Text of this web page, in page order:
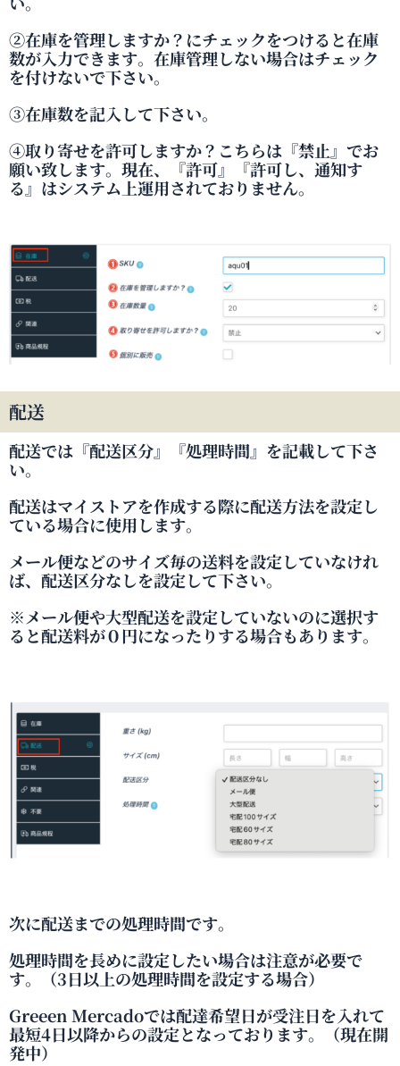
②在庫を管理しますか？にチェックをつけると在庫
数が入力できます。在庫管理しない場合はチェック
を付けないで下さい。
③在庫数を記入して下さい。
④取り寄せを許可しますか？こちらは『禁止』でお
願い致します。現在、『許可』『許可し、通知す
る』はシステム上運用されておりません。
配送
配送では『配送区分』『処理時間』を記載して下さ
い。
配送はマイストアを作成する際に配送方法を設定し
ている場合に使用します。
メール便などのサイズ毎の送料を設定していなけれ
ば、配送区分なしを設定して下さい。
※メール便や大型配送を設定していないのに選択す
ると配送料が０円になったりする場合もあります。
次に配送までの処理時間です。
処理時間を長めに設定したい場合は注意が必要で
す。（3日以上の処理時間を設定する場合）
Greeen Mercadoでは配達希望日が受注日を入れて
最短4日以降からの設定となっております。（現在開
発中）